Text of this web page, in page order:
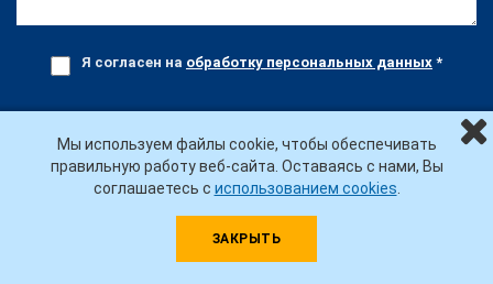
Я согласен на обработку персональных данных *
ПРОКОНСУЛЬТИРОВАТЬСЯ
ПОВЫШЕНИЕ КВАЛИФИКАЦИИ
Мы используем файлы cookie, чтобы обеспечивать
правильную работу веб-сайта. Оставаясь с нами, Вы
соглашаетесь с использованием cookies
ЗАКРЫТЬ